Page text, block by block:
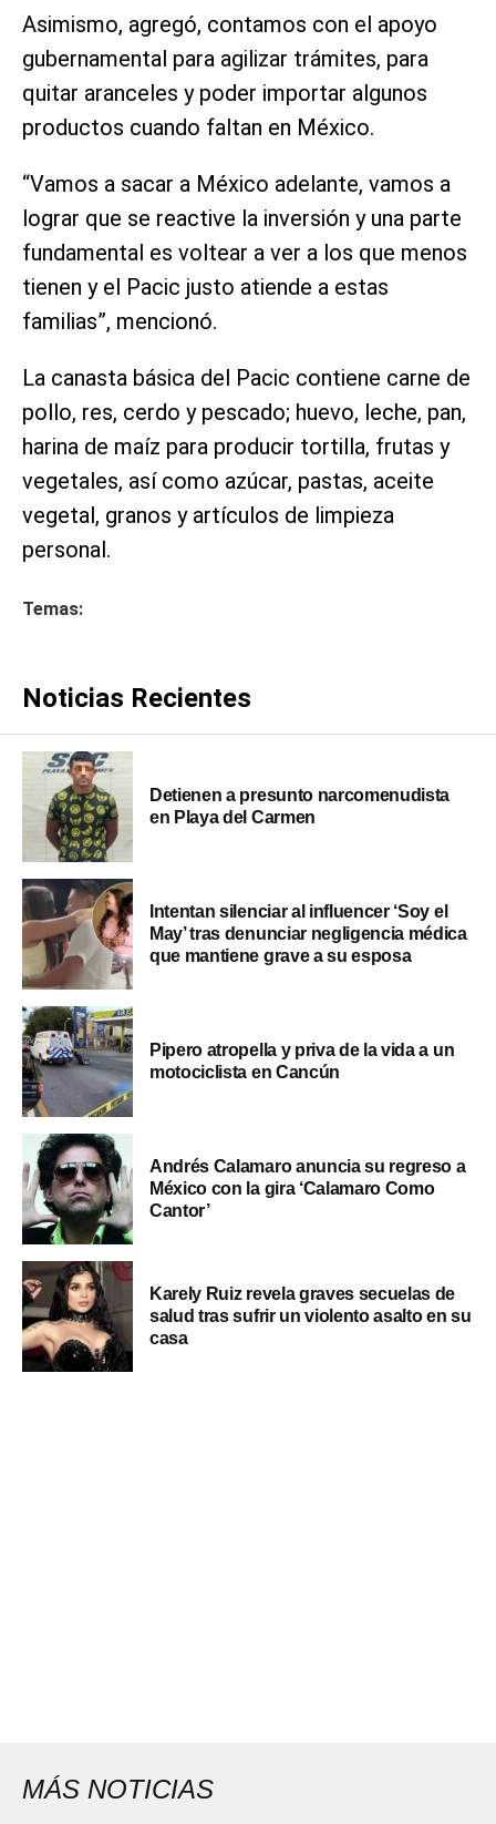
Asimismo, agregó, contamos con el apoyo
gubernamental para agilizar trámites, para
quitar aranceles y poder importar algunos
productos cuando faltan en México.
“Vamos a sacar a México adelante, vamos a
lograr que se reactive la inversión y una parte
fundamental es voltear a ver a los que menos
tienen y el Pacic justo atiende a estas
familias”, mencionó.
La canasta básica del Pacic contiene carne de
pollo, res, cerdo y pescado; huevo, leche, pan,
harina de maíz para producir tortilla, frutas y
vegetales, así como azúcar, pastas, aceite
vegetal, granos y artículos de limpieza
personal.
Temas:
Noticias Recientes
Detienen a presunto narcomenudista
en Playa del Carmen
Intentan silenciar al influencer ‘Soy el
May’ tras denunciar negligencia médica
que mantiene grave a su esposa
Pipero atropella y priva de la vida a un
motociclista en Cancún
Andrés Calamaro anuncia su regreso a
México con la gira ‘Calamaro Como
Cantor’
Karely Ruiz revela graves secuelas de
salud tras sufrir un violento asalto en su
casa
MÁS NOTICIAS